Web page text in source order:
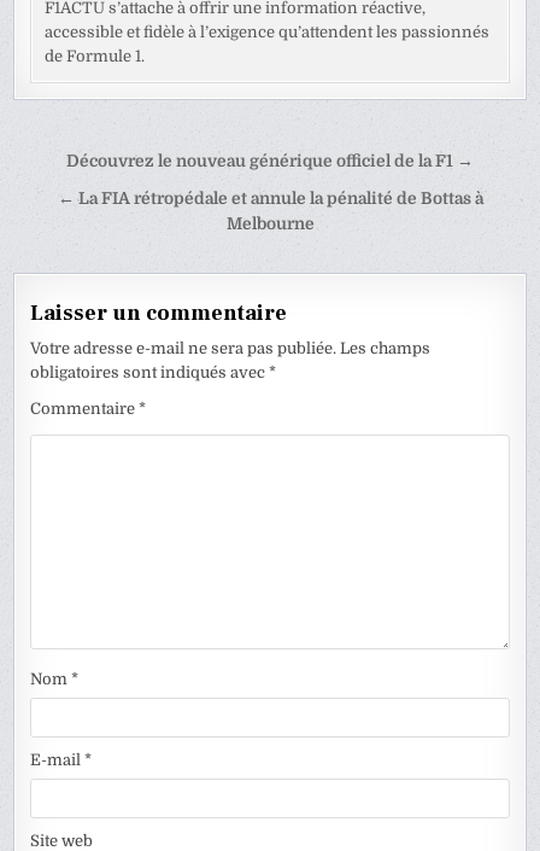
F1ACTU s’attache à offrir une information réactive,
accessible et fidèle à l’exigence qu’attendent les passionnés
de Formule 1.
Navigation
Découvrez le nouveau générique officiel de la F1 →
← La FIA rétropédale et annule la pénalité de Bottas à
Melbourne
Laisser un commentaire
Votre adresse e-mail ne sera pas publiée. Les champs
obligatoires sont indiqués avec*
Commentaire*
Nom*
E-mail*
Site web